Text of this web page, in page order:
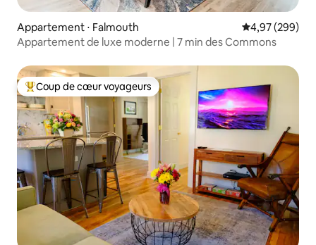
Appartement ⋅ Falmouth Évaluation
4,97 (299)
Appartement de luxe moderne | 7 min des Commons
Coups de cœur voyageurs les plus appréciés
Coup de cœur voyageurs